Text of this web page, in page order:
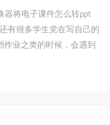
器将电子课件怎么转ppt
有很多学生党在写自己的
业之类的时候，会遇到